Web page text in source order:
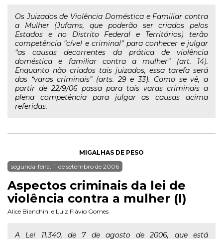
Os Juizados de Violência Doméstica e Familiar contra
a Mulher (Jufams, que poderão ser criados pelos
Estados e no Distrito Federal e Territórios) terão
competência “cível e criminal” para conhecer e julgar
“as causas decorrentes da prática de violência
doméstica e familiar contra a mulher” (art. 14).
Enquanto não criados tais juizados, essa tarefa será
das “varas criminais” (arts. 29 e 33). Como se vê, a
partir de 22/9/06 passa para tais varas criminais a
plena competência para julgar as causas acima
referidas.
MIGALHAS DE PESO
segunda-feira, 11 de setembro de 2006
Aspectos criminais da lei de
violência contra a mulher (I)
Alice Bianchini e Luiz Flávio Gomes
A Lei 11.340, de 7 de agosto de 2006, que está